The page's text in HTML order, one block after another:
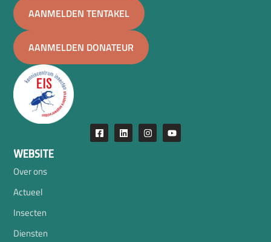
AANMELDEN TENTAKEL
AANMELDEN DONATEUR
WEBSITE
Over ons
Actueel
Insecten
Diensten